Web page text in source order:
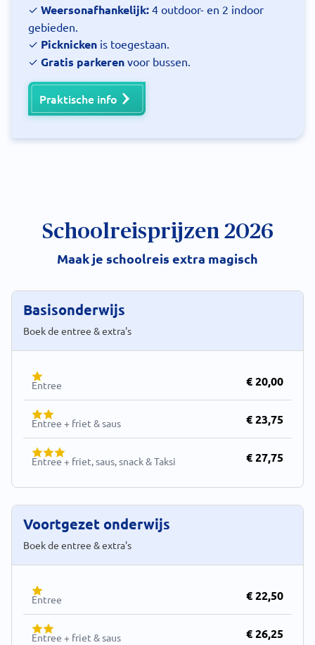
✓ Weersonafhankelijk: 4 outdoor- en 2 indoor
gebieden.
✓ Picknicken is toegestaan.
✓ Gratis parkeren voor bussen.
Praktische info
Schoolreisprijzen 2026
Maak je schoolreis extra magisch
Basisonderwijs
Boek de entree & extra's
Entree € 20,00
Entree + friet & saus € 23,75
Entree + friet, saus, snack & Taksi € 27,75
Voortgezet onderwijs
Boek de entree & extra's
Entree € 22,50
Entree + friet & saus € 26,25